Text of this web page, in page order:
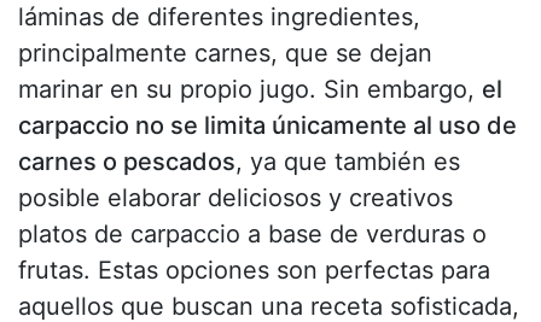
láminas de diferentes ingredientes,
principalmente carnes, que se dejan
marinar en su propio jugo. Sin embargo, el
carpaccio no se limita únicamente al uso de
carnes o pescados, ya que también es
posible elaborar deliciosos y creativos
platos de carpaccio a base de verduras o
frutas. Estas opciones son perfectas para
aquellos que buscan una receta sofisticada,